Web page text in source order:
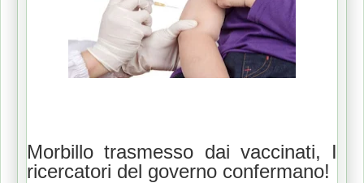
Morbillo trasmesso dai vaccinati, I
ricercatori del governo confermano!